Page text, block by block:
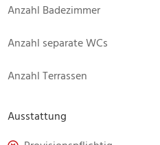
Anzahl Badezimmer
Anzahl separate WCs
Anzahl Terrassen
Ausstattung